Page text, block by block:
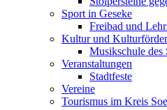
Sport in Geseke
Freibad und
Kultur und
Musikschule des
Veranstaltungen
Stadtfeste
Vereine
Tourismus im Kreis